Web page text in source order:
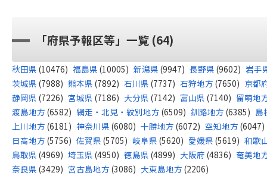
「府県予報区等」一覧 (64)
秋田県 (10476) 福島県 (10005) 新潟県 (9947) 長野県 (9602) 岩手
茨城県 (7988) 熊本県 (7892) 石川県 (7737) 石狩地方 (7650) 京都
静岡県 (7226) 宮城県 (7186) 大分県 (7142) 富山県 (7140) 留萌地
渡島地方 (6582) 網走・北見・紋別地方 (6509) 釧路地方 (6385) 島
上川地方 (6181) 神奈川県 (6080) 十勝地方 (6072) 空知地方 (6047)
日高地方 (5756) 佐賀県 (5705) 岐阜県 (5620) 愛媛県 (5619) 和歌
鳥取県 (4969) 埼玉県 (4950) 徳島県 (4899) 大阪府 (4836) 奄美地
奈良県 (3429) 宮古島地方 (3086) 大東島地方 (2206)